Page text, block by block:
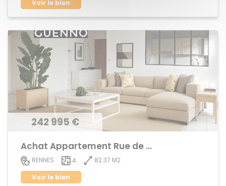
Voir le bien
242 995 €
Achat Appartement Rue de Nantes
RENNES 4
82.37 M2
Voir le bien